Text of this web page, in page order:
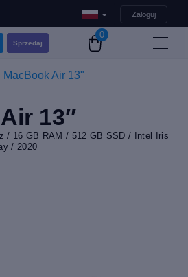
Zaloguj
Sprzedaj
0
MacBook Air 13"
13″
/ 16 GB RAM / 512 GB SSD / Intel Iris
/ 2020